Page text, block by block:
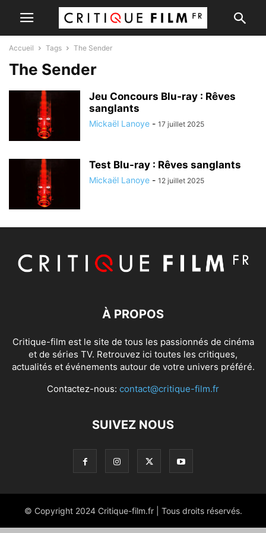
Accueil Tags The Sender
The Sender
Jeu Concours Blu-ray : Rêves
sanglants
Mickaël Lanoye - 17 juillet 2025
Test Blu-ray : Rêves sanglants
Mickaël Lanoye - 12 juillet 2025
À PROPOS
Critique-film est le site de tous les passionnés de cinéma
et de séries TV. Retrouvez ici toutes les critiques,
actualités et événements autour de votre univers préféré.
Contactez-nous: contact@critique-film.fr
SUIVEZ NOUS
© Copyright 2024 Critique-film.fr | Tous droits réservés.